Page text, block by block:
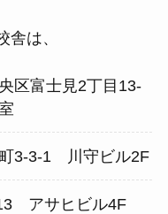
は、
区富士見2丁目13-
3-3-1 川守ビル2F
アサヒビル4F